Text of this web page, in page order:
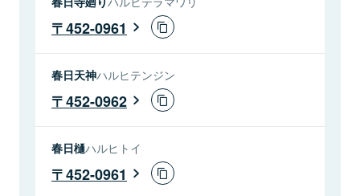
452-0961
春日天神ハルヒテンジン
452-0962
春日樋ハルヒトイ
452-0961